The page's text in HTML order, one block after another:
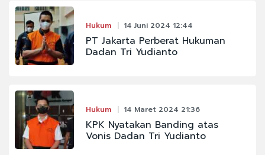
Hukum 14 Juni 2024 12:44
PT Jakarta Perberat Hukuman
Dadan Tri Yudianto
Hukum 14 Maret 2024 21:36
KPK Nyatakan Banding atas
Vonis Dadan Tri Yudianto